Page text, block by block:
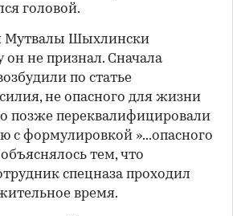
головой.
Мутвалы Шыхлински
он не признал. Сначала
по статье
не опасного для жизни
позже переквалифицировали
с формулировкой »...опасного
тем, что
спецназа проходил
время.